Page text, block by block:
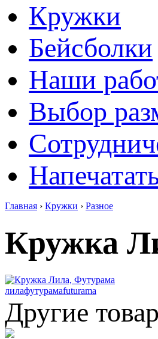
Кружки
Бейсболки
Наши
Выбор
Главная › Кружки › Разное
Кружка
лилафутурамаfuturama
Другие